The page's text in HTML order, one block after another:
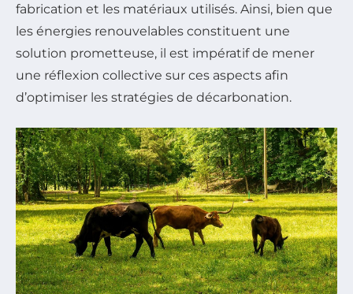
fabrication et les matériaux utilisés. Ainsi, bien que
les énergies renouvelables constituent une
solution prometteuse, il est impératif de mener
une réflexion collective sur ces aspects afin
d’optimiser les stratégies de décarbonation.